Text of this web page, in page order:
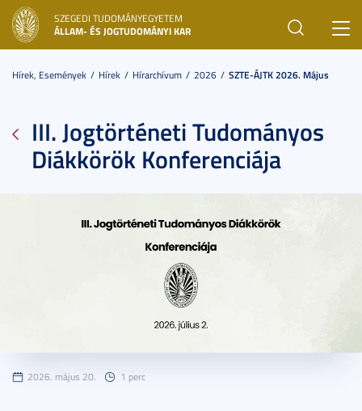
SZEGEDI TUDOMÁNYEGYETEM
ÁLLAM- ÉS JOGTUDOMÁNYI KAR
Hírek, Események Hírek Hírarchívum 2026 SZTE-ÁJTK 2026. Május
III. Jogtörténeti Tudományos
Diákkörök Konferenciája
2026. május 20. 1 perc